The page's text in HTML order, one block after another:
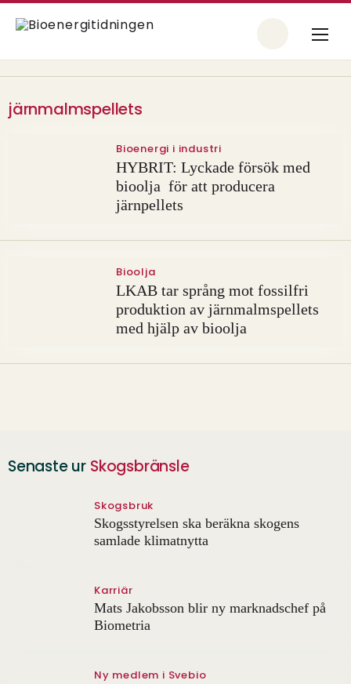
järnmalmspellets
Bioenergi i industri
HYBRIT: Lyckade försök med
bioolja för att producera
järnpellets
Bioolja
LKAB tar språng mot fossilfri
produktion av järnmalmspellets
med hjälp av bioolja
Senaste ur Skogsbränsle
Skogsbruk
Skogsstyrelsen ska beräkna skogens
samlade klimatnytta
Karriär
Mats Jakobsson blir ny marknadschef på
Biometria
Ny medlem i Svebio